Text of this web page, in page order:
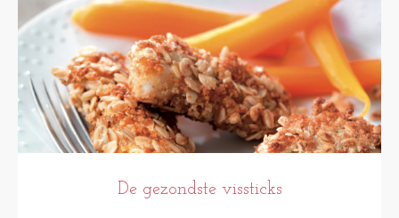
De gezondste vissticks